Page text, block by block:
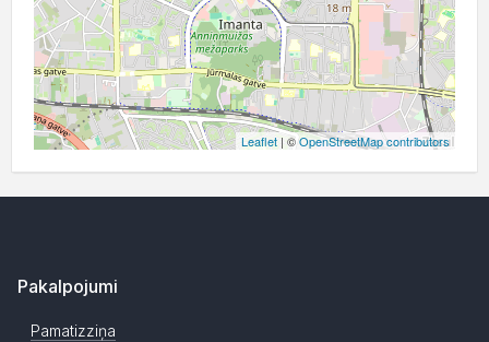
Leaflet | ©OpenStreetMap contributors
Pakalpojumi
Pamatizziņa